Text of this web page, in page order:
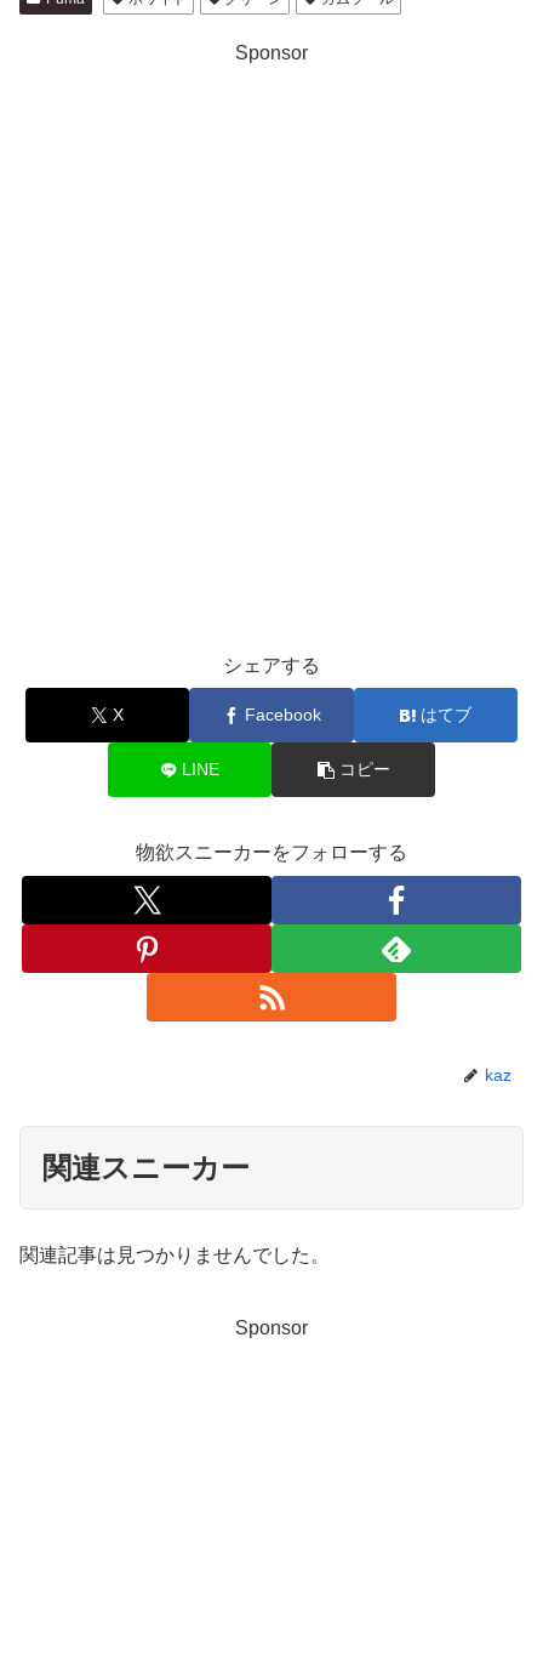
Sponsor
シェアする
X Facebook はてブ
LINE コピー
物欲スニーカーをフォローする
kaz
関連スニーカー
関連記事は見つかりませんでした。
Sponsor